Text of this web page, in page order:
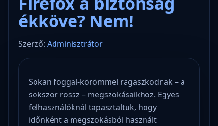
ékköve? Nem!
Szerző: Adminisztrátor
Sokan foggal-körömmel ragaszkodnak – a
sokszor rossz – megszokásaikhoz. Egyes
felhasználóknál tapasztaltuk, hogy
időnként a megszokásból használt